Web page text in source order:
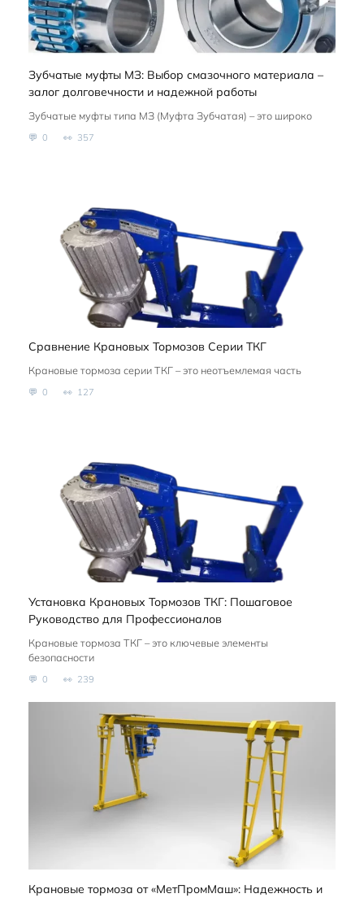
Зубчатые муфты МЗ: Выбор смазочного материала –
залог долговечности и надежной работы
Зубчатые муфты типа МЗ (Муфта Зубчатая) – это широко
0 357
Сравнение Крановых Тормозов Серии ТКГ
Крановые тормоза серии ТКГ – это неотъемлемая часть
0 127
Установка Крановых Тормозов ТКГ: Пошаговое
Руководство для Профессионалов
Крановые тормоза ТКГ – это ключевые элементы
безопасности
0 239
Крановые тормоза от «МетПромМаш»: Надежность и